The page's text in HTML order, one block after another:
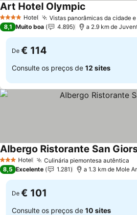
4 EstrelasHotel Vistas panorâmicas da cidade
Art Hotel Olympic
8,1 Muito boa 4.895 a 2.9 km de
De € 114
Consulte os preços de 12 sites
3 EstrelasHotel Culinária piemontesa autêntica
Albergo Ristorante San
8,5 Excelente 1.281 a 1.3 km de Mole
De € 101
Consulte os preços de 10 sites